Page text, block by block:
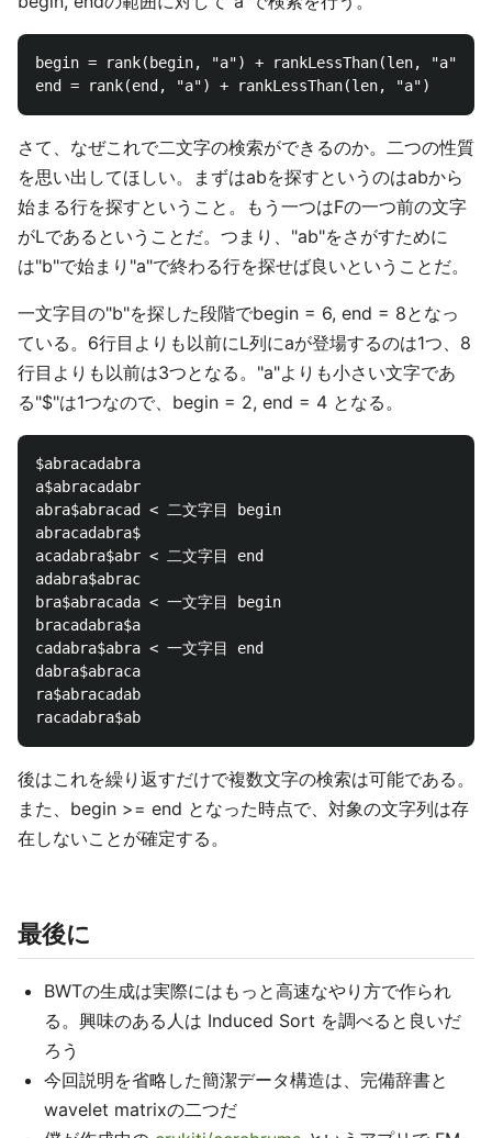
begin = rank(begin, "a") + rankLessThan(len, "a")
さて、なぜこれで二文字の検索ができるのか。二つの性質
を思い出してほしい。まずはabを探すというのはabから
始まる行を探すということ。もう一つはFの一つ前の文字
がLであるということだ。つまり、"ab"をさがすために
は"b"で始まり"a"で終わる行を探せば良いということだ。
一文字目の"b"を探した段階でbegin = 6, end = 8となっ
ている。6行目よりも以前にL列にaが登場するのは1つ、8
行目よりも以前は3つとなる。"a"よりも小さい文字であ
る"$"は1つなので、begin = 2, end = 4 となる。
$abracadabra
a$abracadabr
abra$abracad < 二文字目 begin
abracadabra$
acadabra$abr < 二文字目 end
adabra$abrac
bra$abracada < 一文字目 begin
bracadabra$a
cadabra$abra < 一文字目 end
dabra$abraca
ra$abracadab
後はこれを繰り返すだけで複数文字の検索は可能である。
また、begin >= end となった時点で、対象の文字列は存
在しないことが確定する。
最後に
BWTの生成は実際にはもっと高速なやり方で作られ
る。興味のある人は Induced Sort を調べると良いだ
ろう
今回説明を省略した簡潔データ構造は、完備辞書と
wavelet matrixの二つだ